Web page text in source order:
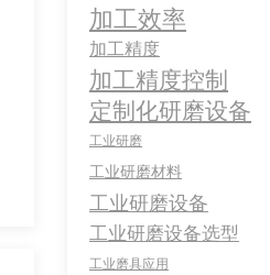
加工效率
加工精度
加工精度控制
定制化研磨设备
工业研磨
工业研磨材料
工业研磨设备
工业研磨设备选型
工业磨具应用